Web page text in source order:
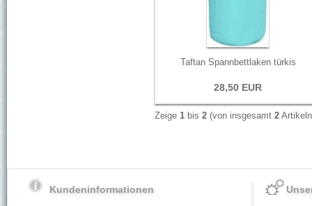
Taftan Spannbettlaken türkis
28,50 EUR
Zeige 1 bis 2 (von insgesamt 2
Kundeninformationen